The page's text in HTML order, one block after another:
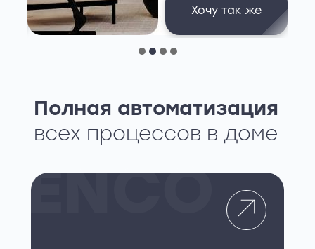
Хочу так же
Полная автоматизация
всех процессов в доме
ENCO